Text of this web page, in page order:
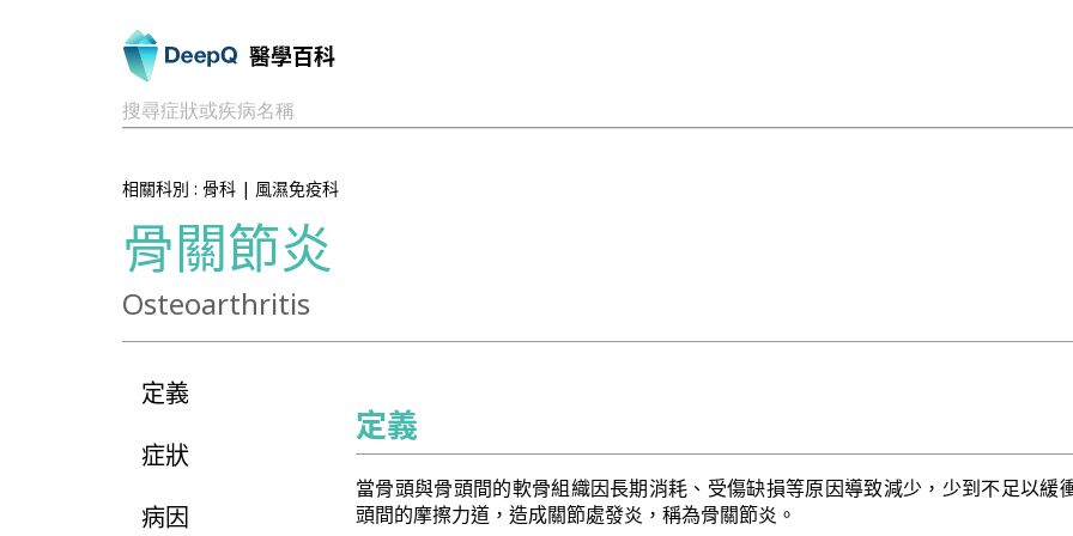
醫學百科
搜尋症狀或疾病名稱
相關科別 : 骨科 | 風濕免疫科
骨關節炎
Osteoarthritis
定義
症狀
病因
定義
當骨頭與骨頭間的軟骨組織因長期消耗、受傷缺損等原因導致減少，少到不足以緩
頭間的摩擦力道，造成關節處發炎，稱為骨關節炎。